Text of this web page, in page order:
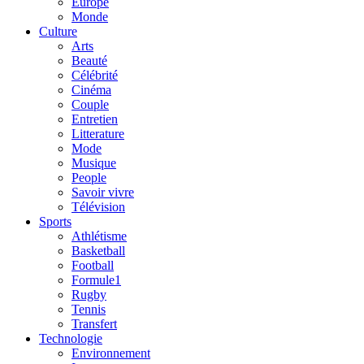
Monde
Culture
Arts
Beauté
Célébrité
Cinéma
Couple
Entretien
Litterature
Mode
Musique
People
Savoir vivre
Télévision
Sports
Athlétisme
Basketball
Football
Formule1
Rugby
Tennis
Transfert
Technologie
Environnement